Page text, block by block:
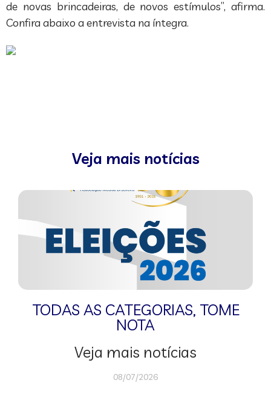
de novas brincadeiras, de novos estímulos”, afirma.
Confira abaixo a entrevista na íntegra.
Veja mais notícias
TODAS AS CATEGORIAS, TOME
NOTA
Veja mais notícias
08/07/2026